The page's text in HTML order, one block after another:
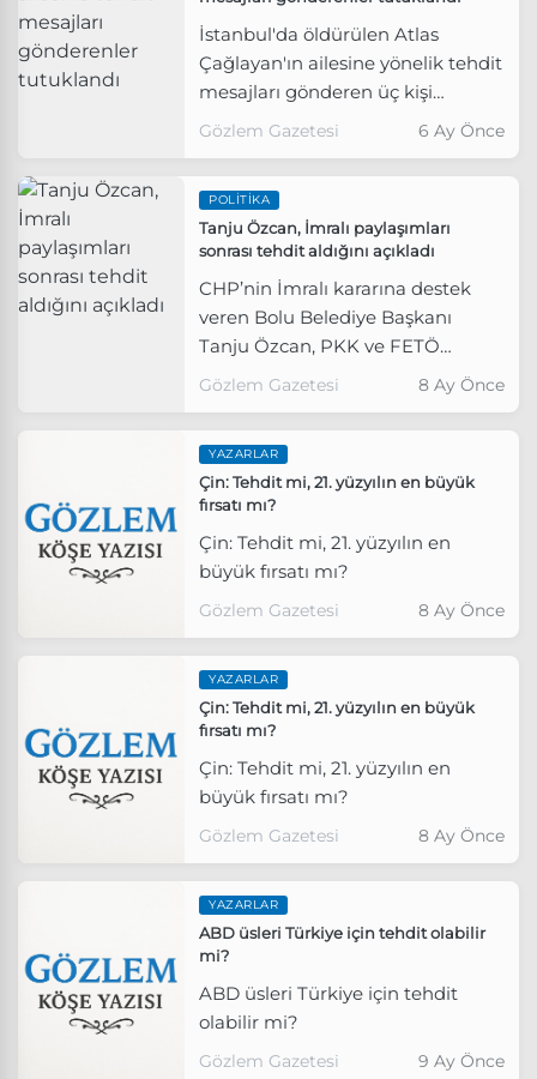
İstanbul'da öldürülen Atlas
Çağlayan'ın ailesine yönelik tehdit
mesajları gönderen üç kişi
tutuklandı.
Gözlem Gazetesi 6 Ay Önce
POLITIKA
Tanju Özcan, İmralı paylaşımları
sonrası tehdit aldığını açıkladı
CHP’nin İmralı kararına destek
veren Bolu Belediye Başkanı
Tanju Özcan, PKK ve FETÖ
mensuplarından tehdit aldığını
Gözlem Gazetesi 8 Ay Önce
YAZARLAR
Çin: Tehdit mi, 21. yüzyılın en büyük
fırsatı mı?
Çin: Tehdit mi, 21. yüzyılın en
büyük fırsatı mı?
Gözlem Gazetesi 8 Ay Önce
YAZARLAR
Çin: Tehdit mi, 21. yüzyılın en büyük
fırsatı mı?
Çin: Tehdit mi, 21. yüzyılın en
büyük fırsatı mı?
Gözlem Gazetesi 8 Ay Önce
YAZARLAR
ABD üsleri Türkiye için tehdit olabilir
mi?
ABD üsleri Türkiye için tehdit
olabilir mi?
Gözlem Gazetesi 9 Ay Önce